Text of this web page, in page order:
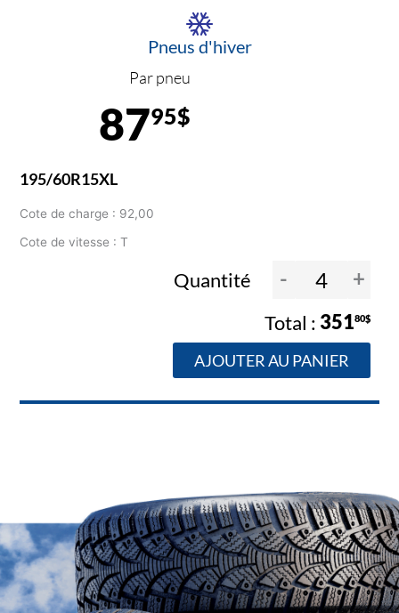
Pneus d'hiver
Par pneu
8795$
195/60R15XL
Cote de charge : 92,00
Cote de vitesse : T
Quantité - +
35180$
AJOUTER AU PANIER